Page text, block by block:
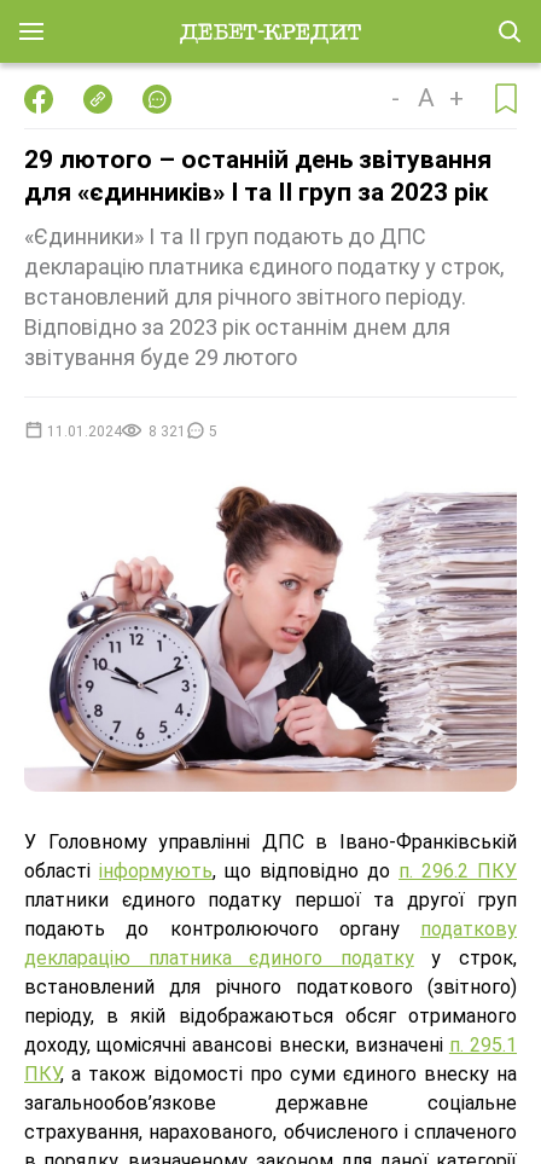
- A +
29 лютого – останній день звітування
для «єдинників» І та ІІ груп за 2023 рік
«Єдинники» І та ІІ груп подають до ДПС
декларацію платника єдиного податку у строк,
встановлений для річного звітного періоду.
Відповідно за 2023 рік останнім днем для
звітування буде 29 лютого
11.01.2024 8 321 5
У Головному управлінні ДПС в Івано-Франківській
області інформують, що відповідно до п. 296.2 ПКУ
платники єдиного податку першої та другої груп
подають до контролюючого органу податкову
декларацію платника єдиного податкуу строк,
встановлений для річного податкового (звітного)
періоду, в якій відображаються обсяг отриманого
доходу, щомісячні авансові внески, визначені п. 295.1
ПКУ, а також відомості про суми єдиного внеску на
загальнообов’язкове державне соціальне
страхування, нарахованого, обчисленого і сплаченого